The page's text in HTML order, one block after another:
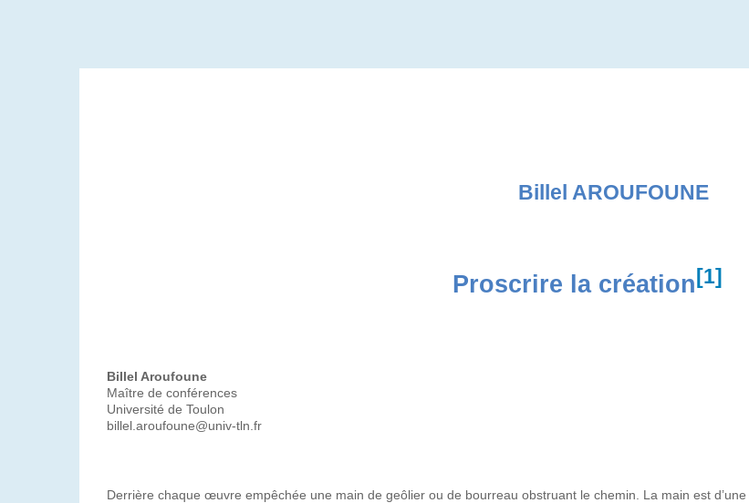
Billel AROUFOUNE
Proscrire la création [1]
Billel Aroufoune
Maître de conférences
Université de Toulon
billel.aroufoune@univ-tln.fr
Derrière chaque œuvre empêchée une main de geôlier ou de bourreau obstruant le chemin. La main est d’une